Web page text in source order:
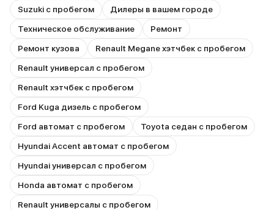
Suzuki с пробегом
Дилеры в вашем городе
Техническое обслуживание
Ремонт
Ремонт кузова
Renault Megane хэтчбек с пробегом
Renault универсал с пробегом
Renault хэтчбек с пробегом
Ford Kuga дизель с пробегом
Ford автомат с пробегом
Toyota седан с пробегом
Hyundai Accent автомат с пробегом
Hyundai универсал с пробегом
Honda автомат с пробегом
Renault универсалы с пробегом